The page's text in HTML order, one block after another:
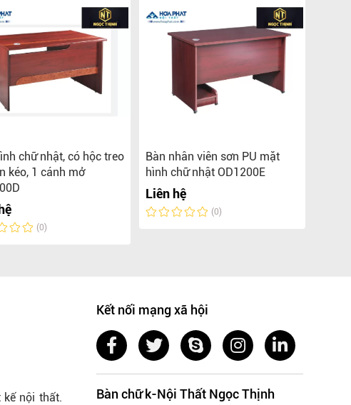
chữ nhật, có hộc treo
kéo, 1 cánh mở
(0)
Bàn nhân viên sơn PU mặt
hình chữ nhật OD1200E
Liên hệ
(0)
nội thất.
Kết nối mạng xã hội
Bàn chữ k-Nội Thất Ngọc Thịnh